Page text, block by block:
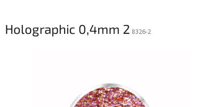
Holographic 0,4mm 2 8326-2